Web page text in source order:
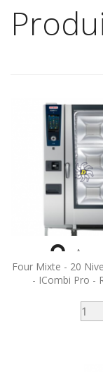
Four Mixte - 20
- ICombi Pro -
